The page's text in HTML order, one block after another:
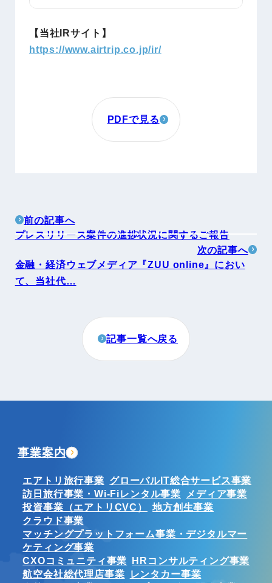
【当社IRサイト】
https://www.airtrip.co.jp/ir/
PDFで見る
前の記事へ
プレスリリース案件の進捗状況に関するご報告
次の記事へ
金融・経済ウェブメディア『ZUU online』におい
て、当社代…
記事一覧へ戻る
事業案内
エアトリ旅行事業 グローバルIT総合サービス事業
訪日旅行事業・Wi-Fiレンタル事業
メディア事業
投資事業（エアトリCVC）
地方創生事業
クラウド事業
マッチングプラットフォーム事業・デジタルマー
ケティング事業
CXOコミュニティ事業 HRコンサルティング事業
航空会社総代理店事業
レンタカー事業